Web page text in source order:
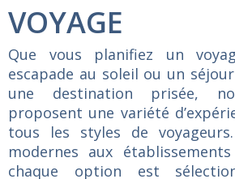
VOYAGE
Que vous planifiez un
escapade au soleil ou un séjour
une destination prisée,
proposent une variété
tous les styles de voyageurs.
modernes aux établissements
chaque option est